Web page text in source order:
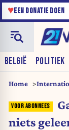
♥EEN DONATIE DOEN
BELGIË POLITIEK
Home
niets